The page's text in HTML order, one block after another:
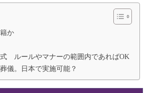
か
ルールやマナーの範囲内であればOK
儀。日本で実施可能？